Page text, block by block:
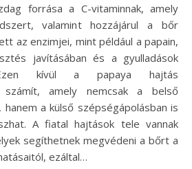
forrása a C-vitaminnak, amely
valamint hozzájárul a bőr
az enzimjei, mint például a papain,
javításában és a gyulladások
Ezen kívül a papaya hajtás
számít, amely nemcsak a belső
a külső szépségápolásban is
A fiatal hajtások tele vannak
segíthetnek megvédeni a bőrt a
ezáltal…